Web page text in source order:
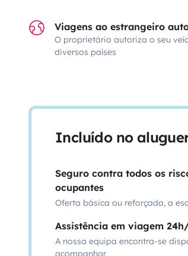
Viagens ao estrangeiro
O proprietário autoriza o seu
diversos países
Incluído no
Seguro contra todos os
ocupantes
Oferta básica ou reforçada, a
Assistência em viagem
A nossa equipa encontra-se
acompanhar